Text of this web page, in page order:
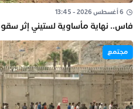
6 أغسطس 2026 - 13:45
فاس.. نهاية مأساوية لستيني إثر
مجتمع